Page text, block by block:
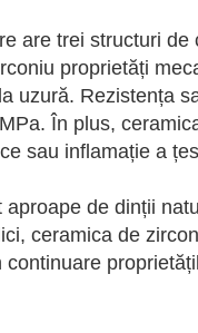
are trei structuri de
proprietăți
uzură. Rezistența
În plus,
sau inflamație a
de dinții
ceramica de